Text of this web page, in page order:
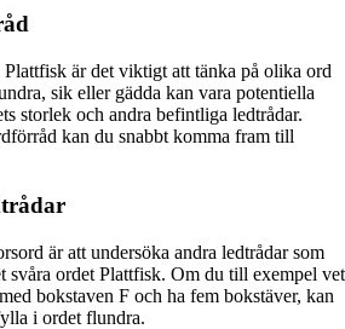
är det viktigt att tänka på olika ord
sik eller gädda kan vara potentiella
storlek och andra befintliga ledtrådar.
kan du snabbt komma fram till
är att undersöka andra ledtrådar som
svåra ordet Plattfisk. Om du till exempel vet
bokstaven F och ha fem bokstäver, kan
i ordet flundra.